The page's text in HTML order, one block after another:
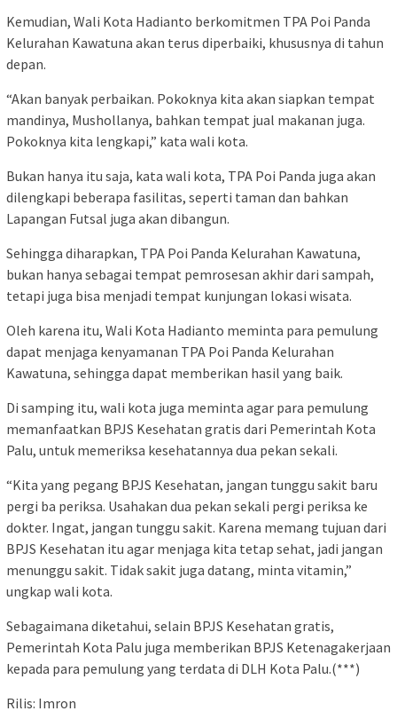
Kemudian, Wali Kota Hadianto berkomitmen TPA Poi Panda
Kelurahan Kawatuna akan terus diperbaiki, khususnya di tahun
depan.
“Akan banyak perbaikan. Pokoknya kita akan siapkan tempat
mandinya, Mushollanya, bahkan tempat jual makanan juga.
Pokoknya kita lengkapi,” kata wali kota.
Bukan hanya itu saja, kata wali kota, TPA Poi Panda juga akan
dilengkapi beberapa fasilitas, seperti taman dan bahkan
Lapangan Futsal juga akan dibangun.
Sehingga diharapkan, TPA Poi Panda Kelurahan Kawatuna,
bukan hanya sebagai tempat pemrosesan akhir dari sampah,
tetapi juga bisa menjadi tempat kunjungan lokasi wisata.
Oleh karena itu, Wali Kota Hadianto meminta para pemulung
dapat menjaga kenyamanan TPA Poi Panda Kelurahan
Kawatuna, sehingga dapat memberikan hasil yang baik.
Di samping itu, wali kota juga meminta agar para pemulung
memanfaatkan BPJS Kesehatan gratis dari Pemerintah Kota
Palu, untuk memeriksa kesehatannya dua pekan sekali.
“Kita yang pegang BPJS Kesehatan, jangan tunggu sakit baru
pergi ba periksa. Usahakan dua pekan sekali pergi periksa ke
dokter. Ingat, jangan tunggu sakit. Karena memang tujuan dari
BPJS Kesehatan itu agar menjaga kita tetap sehat, jadi jangan
menunggu sakit. Tidak sakit juga datang, minta vitamin,”
ungkap wali kota.
Sebagaimana diketahui, selain BPJS Kesehatan gratis,
Pemerintah Kota Palu juga memberikan BPJS Ketenagakerjaan
kepada para pemulung yang terdata di DLH Kota Palu.(***)
Rilis: Imron